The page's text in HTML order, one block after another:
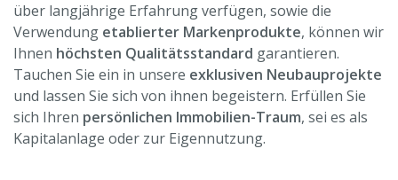
über langjährige Erfahrung verfügen, sowie die
Verwendung etablierter Markenprodukte, können wir
Ihnen höchsten Qualitätsstandard garantieren.
Tauchen Sie ein in unsere exklusiven Neubauprojekte
und lassen Sie sich von ihnen begeistern. Erfüllen Sie
sich Ihren persönlichen Immobilien-Traum, sei es als
Kapitalanlage oder zur Eigennutzung.